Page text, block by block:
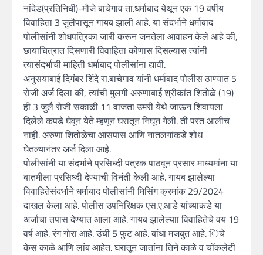
नांदेड(प्रतिनिधी)-मौजे बाचेगाव ता.धर्माबाद येथून एक 19 वर्षीय
विवाहिता 3 जुलैपासून गायब झाली आहे. या संदर्भाने धर्माबाद
पोलीसांनी शोधपत्रिका जारी करून जनतेला आवाहन केले आहे की,
छायाचित्रात दिसणारी विवाहिता कोणास दिसल्यास त्यांनी
त्यासंदर्भाची माहिती धर्माबाद पोलीसांना द्यावी.
अनुसयाबाई दिगंबर शिंदे रा.बाचेगाव यांनी धर्माबाद पोलीस ठाण्यात 5
रोजी अर्ज दिला की, त्यांची मुलगी अरुणाबाई श्रीकांत शितोळे (19)
ही 3 जुलै रोजी सकाळी 11 वाजता उमरी येथे जाऊन शिवायला
दिलेले कपडे घेवून येते म्हणून घरातून निघून गेली. ती परत आलीच
नाही. अरुणा शितोळेचा आसपास आणि नातलगांकडे शोध
घेतल्यानंतर अर्ज दिला आहे.
पोलीसांनी या संदर्भाने प्रसिध्दी पत्रक पाठवून प्रसार माध्यमांना या
बातमीला प्रसिध्दी देण्याची विनंती केली आहे. गायब झालेल्या
विवाहितेसंदर्भाने धर्माबाद पोलीसांनी मिसिंग क्रमांक 29/2024
दाखल केला आहे. पोलीस उपनिरिक्षक एस.ए.आडे यांच्याकडे या
अर्जाचा तपास देण्यात आला आहे. गायब झालेल्याा विवाहितेचे वय 19
वर्ष आहे. रंग गोरा आहे. उंची 5 फुट आहे. बांधा मजबुत आहे. िचे
केस काळे आणि लांब आहेत. घरातून जातांना तिने काळे व चॉकलेटी